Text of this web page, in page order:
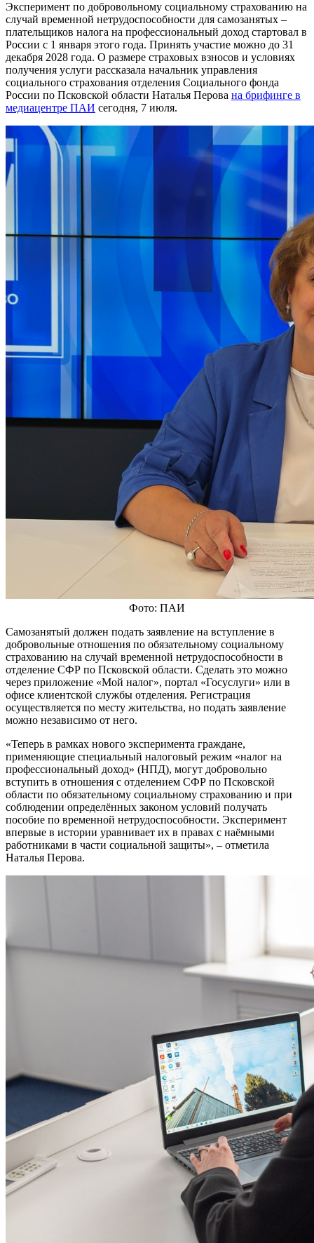
Эксперимент по добровольному социальному страхованию на
случай временной нетрудоспособности для самозанятых –
плательщиков налога на профессиональный доход стартовал в
России с 1 января этого года. Принять участие можно до 31
декабря 2028 года. О размере страховых взносов и условиях
получения услуги рассказала начальник управления
социального страхования отделения Социального фонда
России по Псковской области Наталья Перова на брифинге в
медиацентре ПАИ сегодня, 7 июля.
Фото: ПАИ
Самозанятый должен подать заявление на вступление в
добровольные отношения по обязательному социальному
страхованию на случай временной нетрудоспособности в
отделение СФР по Псковской области. Сделать это можно
через приложение «Мой налог», портал «Госуслуги» или в
офисе клиентской службы отделения. Регистрация
осуществляется по месту жительства, но подать заявление
можно независимо от него.
«Теперь в рамках нового эксперимента граждане,
применяющие специальный налоговый режим «налог на
профессиональный доход» (НПД), могут добровольно
вступить в отношения с отделением СФР по Псковской
области по обязательному социальному страхованию и при
соблюдении определённых законом условий получать
пособие по временной нетрудоспособности. Эксперимент
впервые в истории уравнивает их в правах с наёмными
работниками в части социальной защиты», – отметила
Наталья Перова.